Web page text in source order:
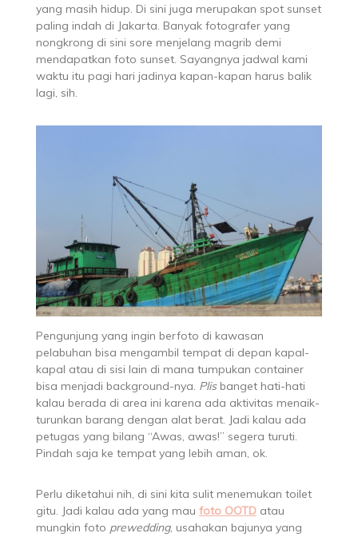
yang masih hidup. Di sini juga merupakan spot sunset
paling indah di Jakarta. Banyak fotografer yang
nongkrong di sini sore menjelang magrib demi
mendapatkan foto sunset. Sayangnya jadwal kami
waktu itu pagi hari jadinya kapan-kapan harus balik
lagi, sih.
Pengunjung yang ingin berfoto di kawasan
pelabuhan bisa mengambil tempat di depan kapal-
kapal atau di sisi lain di mana tumpukan container
bisa menjadi background-nya. Plis banget hati-hati
kalau berada di area ini karena ada aktivitas menaik-
turunkan barang dengan alat berat. Jadi kalau ada
petugas yang bilang “Awas, awas!” segera turuti.
Pindah saja ke tempat yang lebih aman, ok.
Perlu diketahui nih, di sini kita sulit menemukan toilet
gitu. Jadi kalau ada yang mau foto OOTDatau
mungkin foto prewedding, usahakan bajunya yang